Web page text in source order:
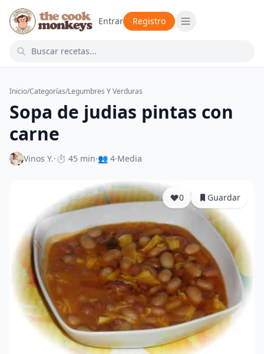
Entrar Registro
Inicio/Categorías/Legumbres Y Verduras
Sopa de judias pintas con
carne
Vinos Y.·⏱ 45 min·👥 4·Media
0 Guardar